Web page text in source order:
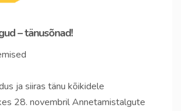
– tänusõnad!
ja siiras tänu kõikidele
28. novembril Annetamistalgute